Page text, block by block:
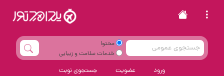
محتوا
خدمات سلامت و زیبایی
ورود عضویت جستجوی نوبت